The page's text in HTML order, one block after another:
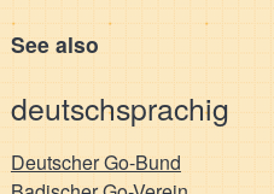
See also
deutschsprachig
Deutscher Go-Bund